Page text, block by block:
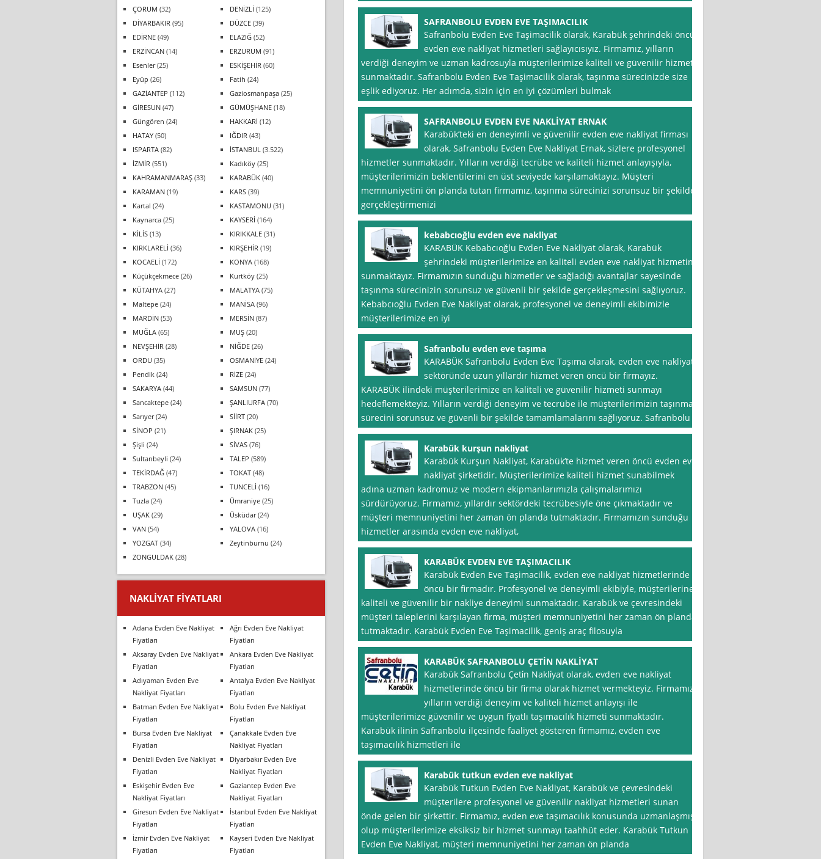
SAFRANBOLU EVDEN EVE TAŞIMACILIK
Safranbolu Evden Eve Taşimacilik olarak, Karabük şehrindeki öncü
evden eve nakliyat hizmetleri sağlayıcısıyız. Firmamız, yılların
verdiği deneyim ve uzman kadrosuyla müşterilerimize kaliteli ve güvenilir hizmet
sunmaktadır. Safranbolu Evden Eve Taşimacilik olarak, taşınma sürecinizde size
eşlik ediyoruz. Her adımda, sizin için en iyi çözümleri bulmak
SAFRANBOLU EVDEN EVE NAKLİYAT ERNAK
Karabük’teki en deneyimli ve güvenilir evden eve nakliyat firması
olarak, Safranbolu Evden Eve Nakliyat Ernak, sizlere profesyonel
hizmetler sunmaktadır. Yılların verdiği tecrübe ve kaliteli hizmet anlayışıyla,
müşterilerimizin beklentilerini en üst seviyede karşılamaktayız. Müşteri
memnuniyetini ön planda tutan firmamız, taşınma sürecinizi sorunsuz bir şekilde
gerçekleştirmenizi
kebabcıoğlu evden eve nakliyat
KARABÜK Kebabcıoğlu Evden Eve Nakliyat olarak, Karabük
şehrindeki müşterilerimize en kaliteli evden eve nakliyat hizmetini
sunmaktayız. Firmamızın sunduğu hizmetler ve sağladığı avantajlar sayesinde
taşınma sürecinizin sorunsuz ve güvenli bir şekilde gerçekleşmesini sağlıyoruz.
Kebabcıoğlu Evden Eve Nakliyat olarak, profesyonel ve deneyimli ekibimizle
müşterilerimize en iyi
Safranbolu evden eve taşıma
KARABÜK Safranbolu Evden Eve Taşıma olarak, evden eve nakliyat
sektöründe uzun yıllardır hizmet veren öncü bir firmayız.
KARABÜK ilindeki müşterilerimize en kaliteli ve güvenilir hizmeti sunmayı
hedeflemekteyiz. Yılların verdiği deneyim ve tecrübe ile müşterilerimizin taşınma
sürecini sorunsuz ve güvenli bir şekilde tamamlamalarını sağlıyoruz. Safranbolu
Karabük kurşun nakliyat
Karabük Kurşun Nakliyat, Karabük’te hizmet veren öncü evden eve
nakliyat şirketidir. Müşterilerimize kaliteli hizmet sunabilmek
adına uzman kadromuz ve modern ekipmanlarımızla çalışmalarımızı
sürdürüyoruz. Firmamız, yıllardır sektördeki tecrübesiyle öne çıkmaktadır ve
müşteri memnuniyetini her zaman ön planda tutmaktadır. Firmamızın sunduğu
hizmetler arasında evden eve nakliyat,
KARABÜK EVDEN EVE TAŞIMACILIK
Karabük Evden Eve Taşimacilik, evden eve nakliyat hizmetlerinde
öncü bir firmadır. Profesyonel ve deneyimli ekibiyle, müşterilerine
kaliteli ve güvenilir bir nakliye deneyimi sunmaktadır. Karabük ve çevresindeki
müşteri taleplerini karşılayan firma, müşteri memnuniyetini her zaman ön planda
tutmaktadır. Karabük Evden Eve Taşimacilik, geniş araç filosuyla
KARABÜK SAFRANBOLU ÇETİN NAKLİYAT
Karabük Safranbolu Çeti̇n Nakli̇yat olarak, evden eve nakliyat
hizmetlerinde öncü bir firma olarak hizmet vermekteyiz. Firmamız,
yılların verdiği deneyim ve kaliteli hizmet anlayışı ile
müşterilerimize güvenilir ve uygun fiyatlı taşımacılık hizmeti sunmaktadır.
Karabük ilinin Safranbolu ilçesinde faaliyet gösteren firmamız, evden eve
taşımacılık hizmetleri ile
Karabük tutkun evden eve nakliyat
Karabük Tutkun Evden Eve Nakliyat, Karabük ve çevresindeki
müşterilere profesyonel ve güvenilir nakliyat hizmetleri sunan
önde gelen bir şirkettir. Firmamız, evden eve taşımacılık konusunda uzmanlaşmış
olup müşterilerimize eksiksiz bir hizmet sunmayı taahhüt eder. Karabük Tutkun
Evden Eve Nakliyat, müşteri memnuniyetini her zaman ön planda
ÇORUM (32) DENİZLİ (125)
DİYARBAKIR (95) DÜZCE (39)
EDİRNE (49) ELAZIĞ (52)
ERZİNCAN (14) ERZURUM (91)
Esenler(25) ESKİŞEHİR (60)
Eyüp (26) Fatih (24)
GAZİANTEP (112) Gaziosmanpaşa (25)
GİRESUN (47) GÜMÜŞHANE (18)
Güngören (24) HAKKARİ (12)
HATAY (50) IĞDIR (43)
ISPARTA (82) İSTANBUL (3.522)
İZMİR (551) Kadıköy (25)
KAHRAMANMARAŞ (33) KARABÜK (40)
KARAMAN (19) KARS (39)
Kartal (24) KASTAMONU (31)
Kaynarca (25) KAYSERİ (164)
KİLİS (13) KIRIKKALE (31)
KIRKLARELİ (36) KIRŞEHİR (19)
KOCAELİ (172) KONYA (168)
Küçükçekmece (26) Kurtköy (25)
KÜTAHYA (27) MALATYA (75)
Maltepe (24) MANİSA (96)
MARDİN (53) MERSİN (87)
MUĞLA (65) MUŞ (20)
NEVŞEHİR (28) NİĞDE (26)
ORDU (35) OSMANİYE (24)
Pendik (24) RİZE (24)
SAKARYA (44) SAMSUN (77)
Sancaktepe (24) ŞANLIURFA (70)
Sarıyer(24) SİİRT (20)
SİNOP (21) ŞIRNAK (25)
Şişli (24) SİVAS (76)
Sultanbeyli (24) TALEP (589)
TEKİRDAĞ (47) TOKAT (48)
TRABZON (45) TUNCELİ (16)
Tuzla (24) Ümraniye (25)
UŞAK (29) Üsküdar(24)
VAN (54) YALOVA (16)
YOZGAT (34) Zeytinburnu (24)
ZONGULDAK (28)
NAKLIYAT FIYATLARI
Adana Evden Eve Nakliyat
Fiyatları
Ağrı Evden Eve Nakliyat
Fiyatları
Aksaray Evden Eve Nakliyat
Fiyatları
Ankara Evden Eve Nakliyat
Fiyatları
Adıyaman Evden Eve
Nakliyat Fiyatları
Antalya Evden Eve Nakliyat
Fiyatları
Batman Evden Eve Nakliyat
Fiyatları
Bolu Evden Eve Nakliyat
Fiyatları
Bursa Evden Eve Nakliyat
Fiyatları
Çanakkale Evden Eve
Nakliyat Fiyatları
Denizli Evden Eve Nakliyat
Fiyatları
Diyarbakır Evden Eve
Nakliyat Fiyatları
Eskişehir Evden Eve
Nakliyat Fiyatları
Gaziantep Evden Eve
Nakliyat Fiyatları
Giresun Evden Eve Nakliyat
Fiyatları
İstanbul Evden Eve Nakliyat
Fiyatları
İzmir Evden Eve Nakliyat
Fiyatları
Kayseri Evden Eve Nakliyat
Fiyatları